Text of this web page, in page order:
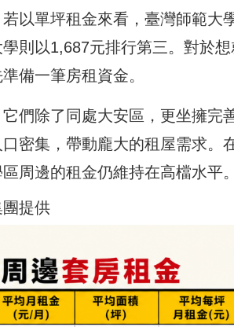
以單坪租金來看，臺灣師範大
則以1,687元排行第三。對於想
備一筆房租資金。
們除了同處大安區，更坐擁完
密集，帶動龐大的租屋需求。
周邊的租金仍維持在高檔水平
提供